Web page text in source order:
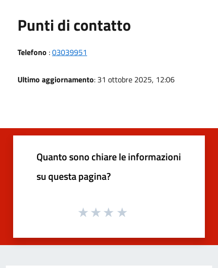
Punti di contatto
Telefono :03039951
Ultimo aggiornamento: 31 ottobre 2025, 12:06
Quanto sono chiare le informazioni
su questa pagina?